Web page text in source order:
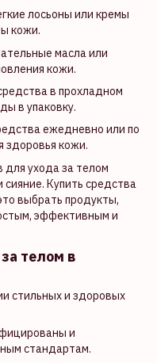
лосьоны или кремы
кожи.
масла или
кожи.
в прохладном
в упаковку.
ежедневно или по
здоровья кожи.
для ухода за телом
сияние. Купить средства
выбрать продукты,
эффективным и
телом в
стильных и здоровых
и
стандартам.